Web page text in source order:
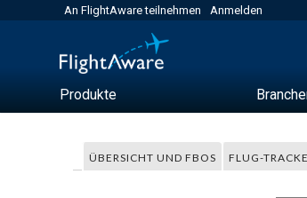
An FlightAware teilnehmen Anmelden
Produkte
ÜBERSICHT UND FBOS FLUG-